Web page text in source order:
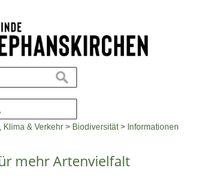
suchen
Klima & Verkehr > Biodiversität > Informationen
mehr Artenvielfalt